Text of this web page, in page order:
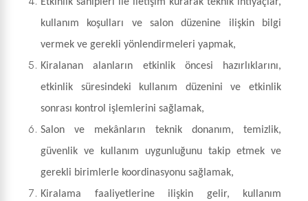
kullanım koşulları ve salon düzenine ilişkin bilgi
vermek ve gerekli yönlendirmeleri yapmak,
Kiralanan alanların etkinlik öncesi hazırlıklarını,
etkinlik süresindeki kullanım düzenini ve etkinlik
sonrası kontrol işlemlerini sağlamak,
Salon ve mekânların teknik donanım, temizlik,
güvenlik ve kullanım uygunluğunu takip etmek ve
gerekli birimlerle koordinasyonu sağlamak,
Kiralama faaliyetlerine ilişkin gelir, kullanım